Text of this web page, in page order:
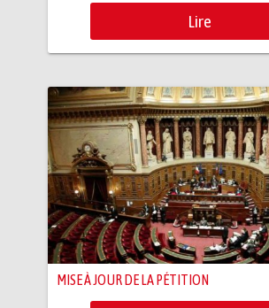
Lire
MISE À JOUR DE LA PÉTITION